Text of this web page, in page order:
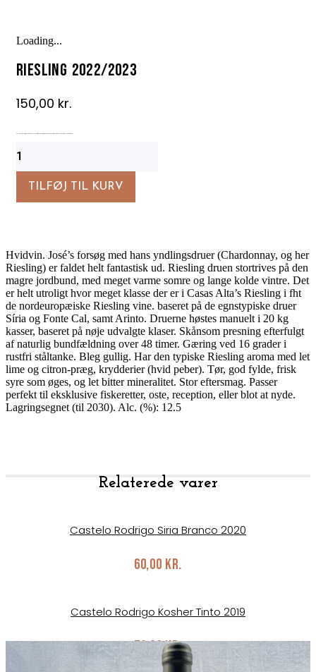
Loading...
Riesling 2022/2023
150,00 kr.
2022/2023
antal
TILFØJ TIL KURV
Hvidvin. José’s forsøg med hans yndlingsdruer (Chardonnay, og her
Riesling) er faldet helt fantastisk ud. Riesling druen stortrives på den
magre jordbund, med meget varme somre og lange kolde vintre. Det
er helt utroligt hvor meget klasse der er i Casas Alta’s Riesling i fht
de nordeuropæiske Riesling vine. baseret på de egnstypiske druer
Síria og Fonte Cal, samt Arinto. Druerne høstes manuelt i 20 kg
kasser, baseret på nøje udvalgte klaser. Skånsom presning efterfulgt
af naturlig bundfældning over 48 timer. Gæring ved 16 grader i
rustfri ståltanke. Bleg gullig. Har den typiske Riesling aroma med let
lime og citron-præg, krydderier (hvid peber). Tør, god fylde, frisk
syre som øges, og let bitter mineralitet. Stor eftersmag. Passer
perfekt til eksklusive fiskeretter, oste, reception, eller blot at nyde.
Lagringsegnet (til 2030). Alc. (%): 12.5
Relaterede varer
Castelo Rodrigo Siria Branco 2020
60,00 kr.
Castelo Rodrigo Kosher Tinto 2019
70,00kr.